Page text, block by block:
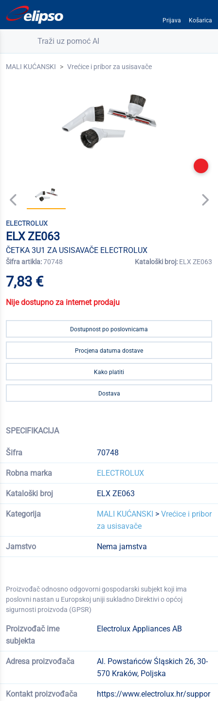
Prijava Košarica
Traži uz pomoć AI
MALI KUĆANSKI Vrećice i pribor za usisavače
ELECTROLUX
ELX ZE063
ČETKA 3U1 ZA USISAVAČE ELECTROLUX
Šifra artikla:70748 Kataloški broj: ELX ZE063
7,83 €
Nije dostupno za internet prodaju
Dostupnost po poslovnicama
Procjena datuma dostave
Kako platiti
Dostava
SPECIFIKACIJA
Šifra 70748
Robna marka ELECTROLUX
Kataloški broj ELX ZE063
Kategorija MALI KUĆANSKI > Vrećice i pribor
za usisavače
Jamstvo Nema jamstva
Proizvođač odnosno odgovorni gospodarski subjekt koji ima
poslovni nastan u Europskoj uniji sukladno Direktivi o općoj
sigurnosti proizvoda (GPSR)
Proizvođač ime
subjekta
Electrolux Appliances AB
Adresa proizvođača
Al. Powstańców Śląskich 26, 30-
570 Kraków, Poljska
Kontakt proizvođača
https://www.electrolux.hr/suppor